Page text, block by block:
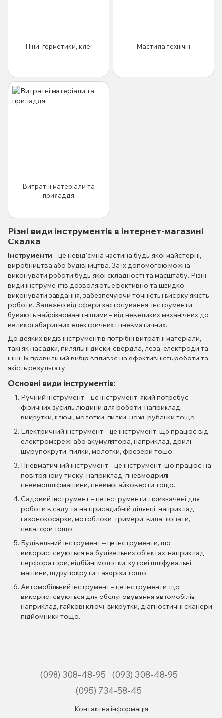
Різні види інструментів в інтернет-магазині
Скалка
Інструменти – це невід'ємна частина будь-якої майстерні,
виробництва або будівництва. За їх допомогою можна
виконувати роботи будь-якої складності та масштабу. Різні
види інструментів дозволяють ефективно та швидко
виконувати завдання, забезпечуючи точність і високу якість
роботи. Залежно від сфери застосування, інструменти
бувають найрізноманітнішими – від невеликих механічних до
великогабаритних електричних і пневматичних.
До деяких видів інструментів потрібні витратні матеріали,
такі як насадки, пиляльні диски, свердла, леза, електроди та
інші. Їх правильний вибір впливає на ефективність роботи та
якість результату.
Основні види інструментів:
Ручний інструмент – це інструмент, який потребує
фізичних зусиль людини для роботи, наприклад,
викрутки, ключі, молотки, пилки, ножі, рубанки тощо.
Електричний інструмент – це інструмент, що працює від
електромережі або акумулятора, наприклад, дрилі,
шурупокрути, пилки, молотки, фрезери тощо.
Пневматичний інструмент – це інструмент, що працює на
повітряному тиску, наприклад, пневмодрилі,
пневмошліфмашини, пневмогайковерти тощо.
Садовий інструмент – це інструменти, призначені для
роботи в саду та на присадибній ділянці, наприклад,
газонокосарки, мотоблоки, тримери, вила, лопати,
секатори тощо.
Будівельний інструмент – це інструменти, що
використовуються на будівельних об’єктах, наприклад,
перфоратори, відбійні молотки, кутові шліфувальні
машини, шурупокрути, газорізи тощо.
Автомобільний інструмент – це інструменти, що
використовуються для обслуговування автомобілів,
наприклад, гайкові ключі, викрутки, діагностичні сканери,
підйомники тощо.
Піни, герметики, клеї Мастила технічні
Витратні матеріали та
приладдя
(098) 308-48-95
(093) 308-48-95
(095) 734-58-45
Контактна інформація